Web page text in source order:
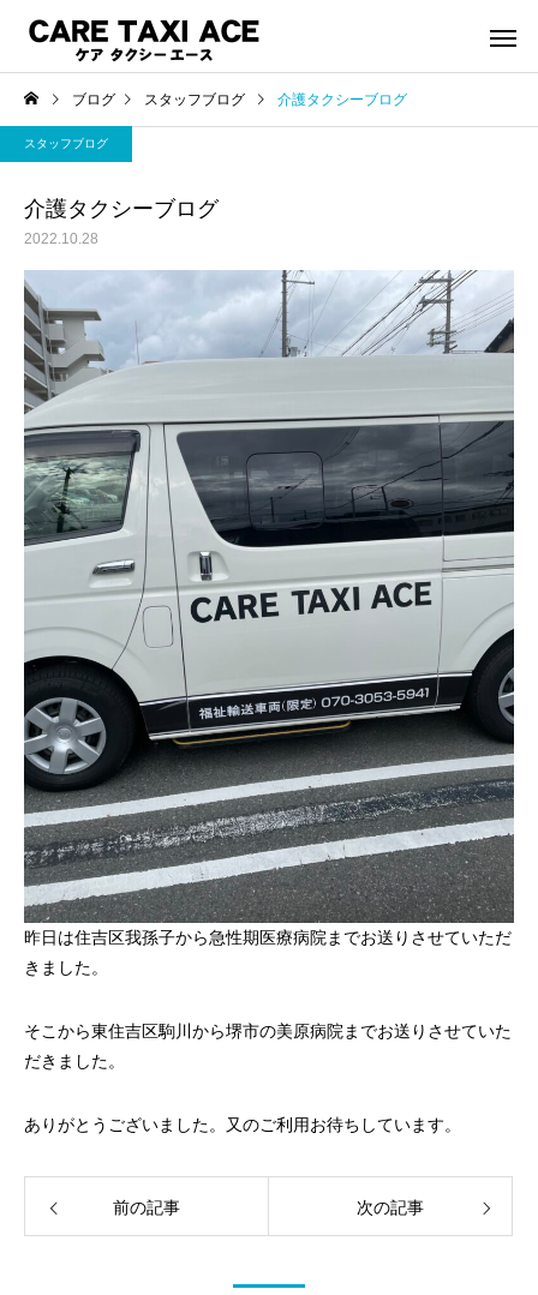
介護タクシー 救援事
スタッフブログ
夜間介護タクシーご利用
スタッフブログ
ブログ スタッフブログ 介護タクシーブログ
スタッフブログ
介護タクシーブログ
2022.10.28
昨日は住吉区我孫子から急性期医療病院までお送りさせていただ
きました。
そこから東住吉区駒川から堺市の美原病院までお送りさせていた
だきました。
ありがとうございました。又のご利用お待ちしています。
前の記事 次の記事